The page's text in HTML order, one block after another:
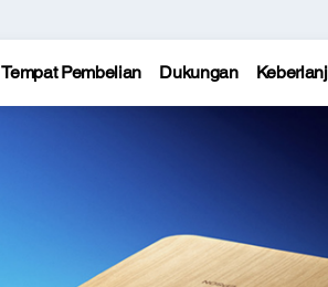
Tempat Pembelian Dukungan